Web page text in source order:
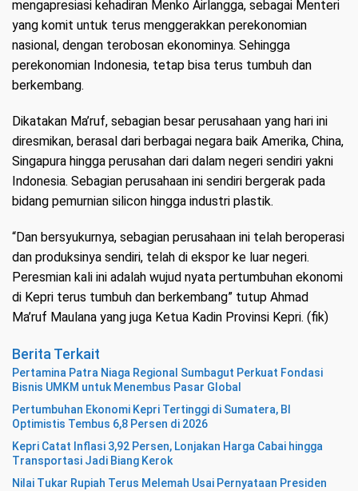
mengapresiasi kehadiran Menko Airlangga, sebagai Menteri
yang komit untuk terus menggerakkan perekonomian
nasional, dengan terobosan ekonominya. Sehingga
perekonomian Indonesia, tetap bisa terus tumbuh dan
berkembang.
Dikatakan Ma’ruf, sebagian besar perusahaan yang hari ini
diresmikan, berasal dari berbagai negara baik Amerika, China,
Singapura hingga perusahan dari dalam negeri sendiri yakni
Indonesia. Sebagian perusahaan ini sendiri bergerak pada
bidang pemurnian silicon hingga industri plastik.
“Dan bersyukurnya, sebagian perusahaan ini telah beroperasi
dan produksinya sendiri, telah di ekspor ke luar negeri.
Peresmian kali ini adalah wujud nyata pertumbuhan ekonomi
di Kepri terus tumbuh dan berkembang” tutup Ahmad
Ma’ruf Maulana yang juga Ketua Kadin Provinsi Kepri. (fik)
Berita Terkait
Pertamina Patra Niaga Regional Sumbagut Perkuat Fondasi
Bisnis UMKM untuk Menembus Pasar Global
Pertumbuhan Ekonomi Kepri Tertinggi di Sumatera, BI
Optimistis Tembus 6,8 Persen di 2026
Kepri Catat Inflasi 3,92 Persen, Lonjakan Harga Cabai hingga
Transportasi Jadi Biang Kerok
Nilai Tukar Rupiah Terus Melemah Usai Pernyataan Presiden